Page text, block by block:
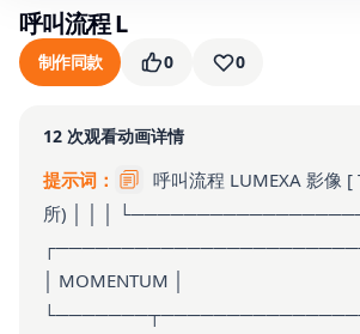
呼叫流程 L
制作同款 0 0
12 次观看动画详情
提示词：
呼叫流程 LUMEXA 影像
所) │ │ │
│ MOMENTUM │